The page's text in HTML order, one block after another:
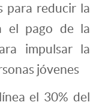
para reducir la
el pago de la
impulsar la
jóvenes
el 30% del